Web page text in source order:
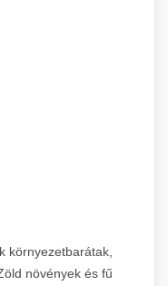
környezetbarátak,
növények és fű